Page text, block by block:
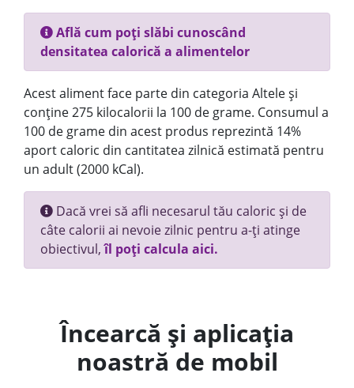
Află cum poți slăbi cunoscând
densitatea calorică a alimentelor
Acest aliment face parte din categoria Altele și
conține 275 kilocalorii la 100 de grame. Consumul a
100 de grame din acest produs reprezintă 14%
aport caloric din cantitatea zilnică estimată pentru
un adult (2000 kCal).
Dacă vrei să afli necesarul tău caloric și de
câte calorii ai nevoie zilnic pentru a-ți atinge
obiectivul,îl poți calcula aici.
Încearcă și aplicația
noastră de mobil